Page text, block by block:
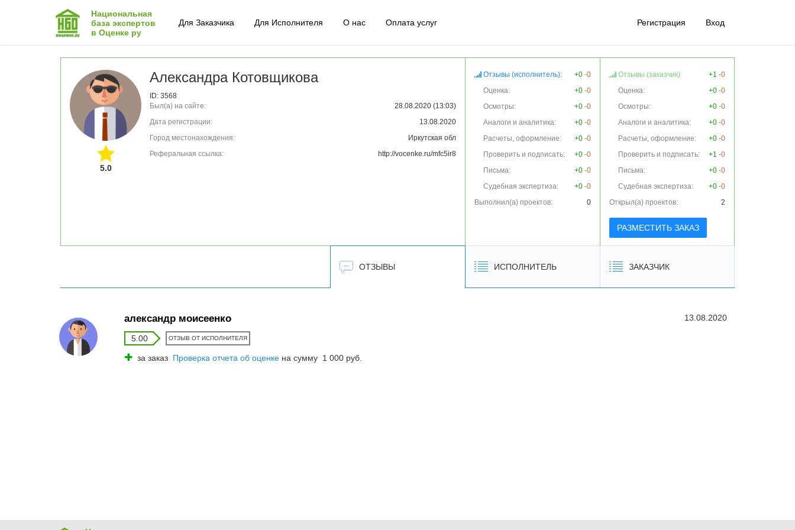
Национальная
база экспертов
в Оценке ру
Для Заказчика Для Исполнителя О нас Оплата услуг Регистрация Вход
5.0
Александра Котовщикова
ID: 3568
Был(а) на сайте:
28.08.2020 (13:03)
Дата регистрации:
13.08.2020
Город местонахождения:
Иркутская обл
Реферальная ссылка:
http://vocenke.ru/mfc5ir8
Отзывы (исполнитель): +0 -0
Оценка:
+0 -0
Осмотры:
+0 -0
Аналоги и аналитика:
+0 -0
Расчеты, оформление:
+0 -0
Проверить и подписать:
+0 -0
Письма:
+0 -0
Судебная экспертиза:
+0 -0
Выполнил(а) проектов:
0
Отзывы (заказчик): +1 -0
Оценка:
+0 -0
Осмотры:
+0 -0
Аналоги и аналитика:
+0 -0
Расчеты, оформление:
+0 -0
Проверить и подписать:
+1 -0
Письма:
+0 -0
Судебная экспертиза:
+0 -0
Открыл(а) проектов:
2
РАЗМЕСТИТЬ ЗАКАЗ
ОТЗЫВЫ ИСПОЛНИТЕЛЬ ЗАКАЗЧИК
александр моисеенко 13.08.2020
5.00 ОТЗЫВ ОТ ИСПОЛНИТЕЛЯ
за заказ Проверка отчета об оценке на сумму 1 000 руб.